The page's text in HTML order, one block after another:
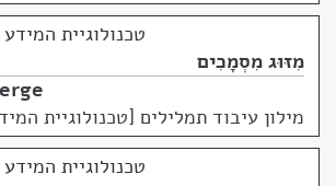
טכנולוגיית המידע
מִזּוּג מִסְמָכִים
מילון עיבוד תמלילים [טכנולוגיית
טכנולוגיית המידע